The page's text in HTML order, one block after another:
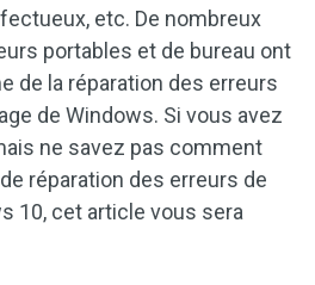
etc. De nombreux
portables et de bureau ont
de la réparation des erreurs
de Windows. Si vous avez
ne savez pas comment
réparation des erreurs de
10, cet article vous sera